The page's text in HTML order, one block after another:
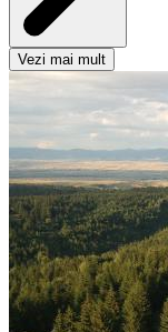
Vezi mai mult